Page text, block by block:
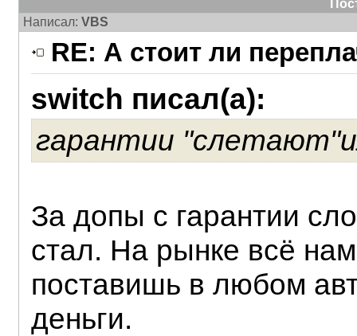
Написал: VBS
RE: А стоит ли
switch писал(а):
гарантии
За допы с гарантии
стал. На рынке всё
поставишь в любом
деньги.